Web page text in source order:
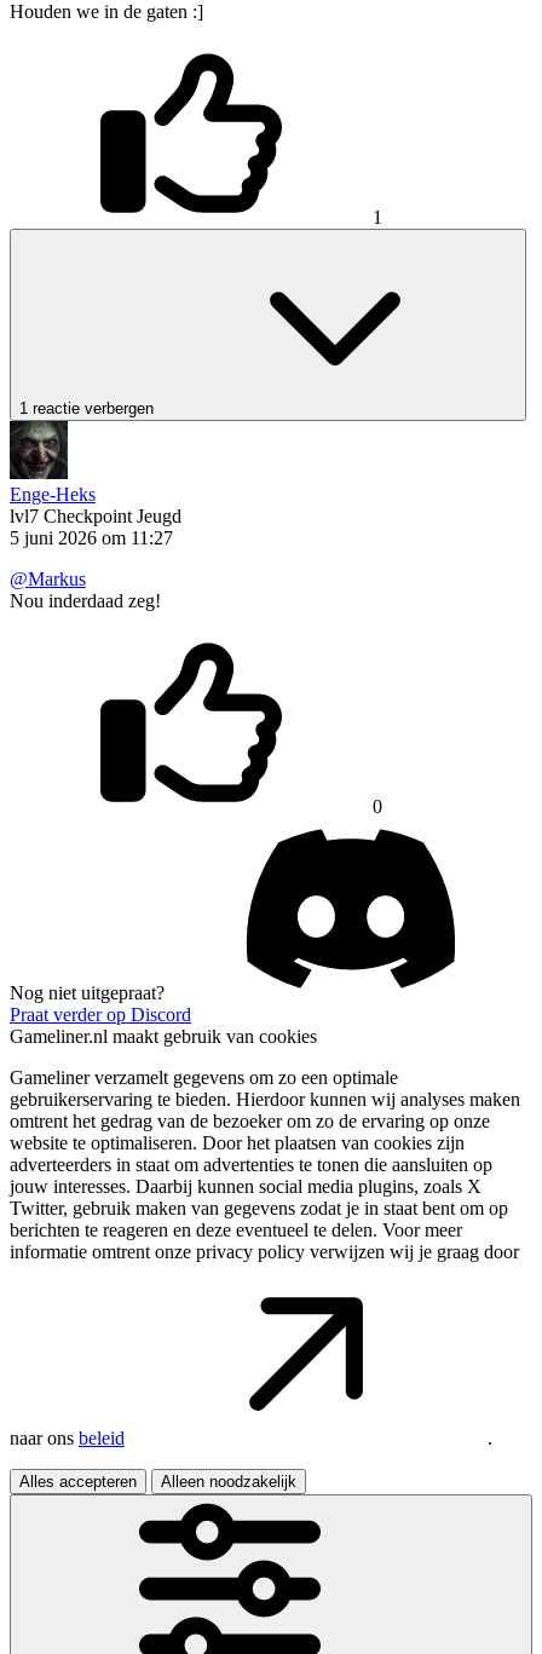
Houden we in de gaten :]
1
1 reactie verbergen
Enge-Heks
lvl7 Checkpoint Jeugd
5 juni 2026 om 11:27
@Markus
Nou inderdaad zeg!
0
Nog niet uitgepraat?
Praat verder op Discord
Gameliner.nl maakt gebruik van cookies
Gameliner verzamelt gegevens om zo een optimale
gebruikerservaring te bieden. Hierdoor kunnen wij analyses maken
omtrent het gedrag van de bezoeker om zo de ervaring op onze
website te optimaliseren. Door het plaatsen van cookies zijn
adverteerders in staat om advertenties te tonen die aansluiten op
jouw interesses. Daarbij kunnen social media plugins, zoals X
Twitter, gebruik maken van gegevens zodat je in staat bent om op
berichten te reageren en deze eventueel te delen. Voor meer
informatie omtrent onze privacy policy verwijzen wij je graag door
naar ons beleid .
Alles accepteren Alleen noodzakelijk